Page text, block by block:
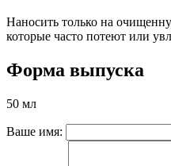
Наносить только на
которые часто потеют или
Форма выпуска
50 мл
Ваше имя: